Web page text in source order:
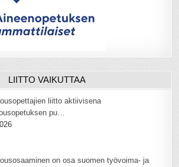
LIITTO VAIKUTTAA
liitto aktiivisena
pu…
on osa suomen työvoima- ja